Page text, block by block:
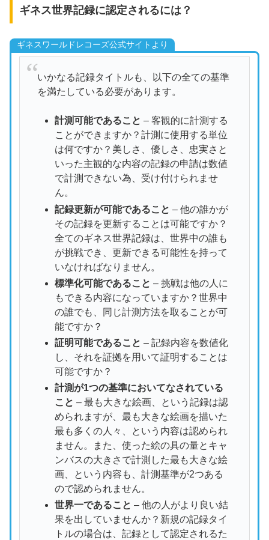
ギネス世界記録に認定されるには？
ギネスワールドレコーズ公式サイトより
いかなる記録タイトルも、以下の全ての基準
を満たしている必要があります。
計測可能であること – 客観的に計測する
ことができますか？計測に使用する単位
は何ですか？美しさ、優しさ、忠実さと
いった主観的な内容の記録の申請は数値
で計測できない為、受け付けられませ
ん。
記録更新が可能であること – 他の誰かが
その記録を更新することは可能ですか？
全てのギネス世界記録は、世界中の誰も
が挑戦でき、更新できる可能性を持って
いなければなりません。
標準化可能であること – 挑戦は他の人に
もできる内容になっていますか？世界中
の誰でも、同じ計測方法を取ることが可
能ですか？
証明可能であること – 記録内容を数値化
し、それを証拠を用いて証明することは
可能ですか？
計測が1つの基準においてなされている
こと – 最も大きな絵画、という記録は認
められますが、最も大きな絵画を描いた
最も多くの人々、という内容は認められ
ません。また、使った絵の具の量とキャ
ンバスの大きさで計測した最も大きな絵
画、という内容も、計測基準が2つある
ので認められません。
世界一であること – 他の人がより良い結
果を出していませんか？新規の記録タイ
トルの場合は、記録として認定されるた